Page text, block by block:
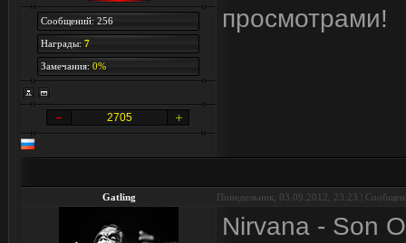
Сообщений: 256
Награды: 7
Замечания: 0%
2705
просмотрами!
Gatling Понедельник, 03.09.2012, 23:23 |
Nirvana - Son